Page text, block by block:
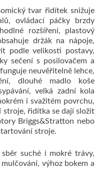
tvar řidítek snižuje
ovládací páčky brzdy
rozšíření, plastový
držák na nápoje,
podle velikosti postavy,
sečení s posilovačem a
neuvěřitelně lehce,
dlouhé madlo koše
velká zadní kola
i svažitém povrchu,
stroje, řidítka se dají složit
Briggs&Stratton nebo
stroje.
sběr suché i mokré trávy,
výhoz bokem a